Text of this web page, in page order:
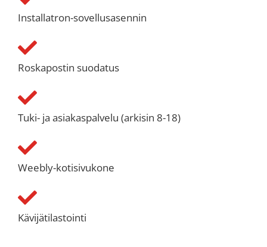
Installatron-sovellusasennin
Roskapostin suodatus
Tuki- ja asiakaspalvelu (arkisin 8-18)
Weebly-kotisivukone
Kävijätilastointi